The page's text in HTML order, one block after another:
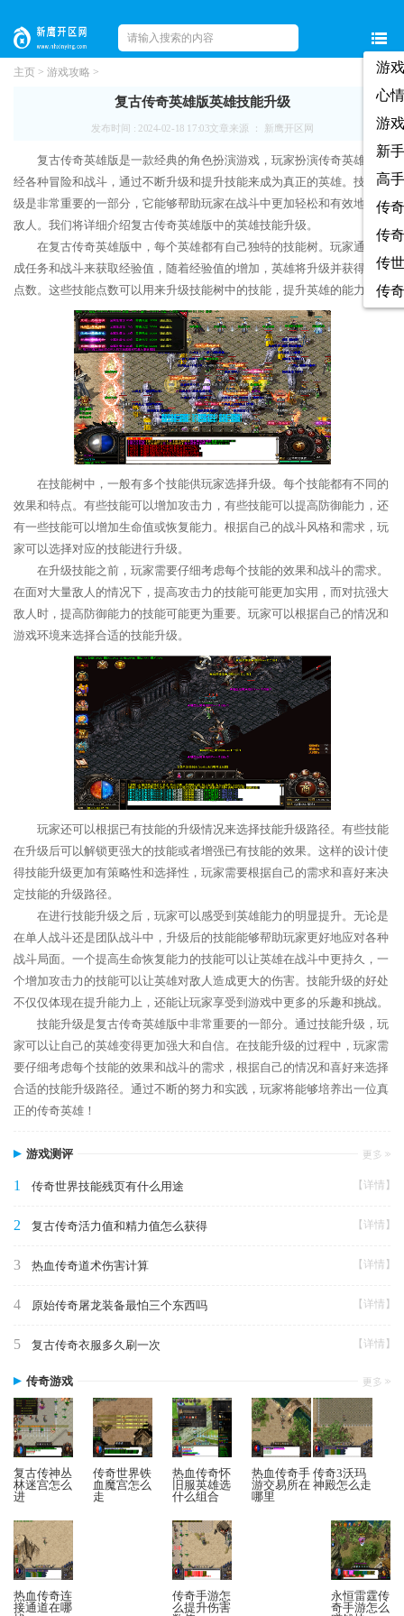
游
心
游
新
高
传
传
传
传
主页 > 游戏攻略 >
复古传奇英雄版英雄技能升级
发布时间 : 2024-02-18 17:03文章来源 ： 新鹰开区网
复古传奇英雄版是一款经典的角色扮演游戏，玩家扮演传奇英雄，历
经各种冒险和战斗，通过不断升级和提升技能来成为真正的英雄。技能升
级是非常重要的一部分，它能够帮助玩家在战斗中更加轻松和有效地面对
敌人。我们将详细介绍复古传奇英雄版中的英雄技能升级。
在复古传奇英雄版中，每个英雄都有自己独特的技能树。玩家通过完
成任务和战斗来获取经验值，随着经验值的增加，英雄将升级并获得技能
点数。这些技能点数可以用来升级技能树中的技能，提升英雄的能力。
在技能树中，一般有多个技能供玩家选择升级。每个技能都有不同的
效果和特点。有些技能可以增加攻击力，有些技能可以提高防御能力，还
有一些技能可以增加生命值或恢复能力。根据自己的战斗风格和需求，玩
家可以选择对应的技能进行升级。
在升级技能之前，玩家需要仔细考虑每个技能的效果和战斗的需求。
在面对大量敌人的情况下，提高攻击力的技能可能更加实用，而对抗强大
敌人时，提高防御能力的技能可能更为重要。玩家可以根据自己的情况和
游戏环境来选择合适的技能升级。
玩家还可以根据已有技能的升级情况来选择技能升级路径。有些技能
在升级后可以解锁更强大的技能或者增强已有技能的效果。这样的设计使
得技能升级更加有策略性和选择性，玩家需要根据自己的需求和喜好来决
定技能的升级路径。
在进行技能升级之后，玩家可以感受到英雄能力的明显提升。无论是
在单人战斗还是团队战斗中，升级后的技能能够帮助玩家更好地应对各种
战斗局面。一个提高生命恢复能力的技能可以让英雄在战斗中更持久，一
个增加攻击力的技能可以让英雄对敌人造成更大的伤害。技能升级的好处
不仅仅体现在提升能力上，还能让玩家享受到游戏中更多的乐趣和挑战。
技能升级是复古传奇英雄版中非常重要的一部分。通过技能升级，玩
家可以让自己的英雄变得更加强大和自信。在技能升级的过程中，玩家需
要仔细考虑每个技能的效果和战斗的需求，根据自己的情况和喜好来选择
合适的技能升级路径。通过不断的努力和实践，玩家将能够培养出一位真
正的传奇英雄！
游戏测评
1 传奇世界技能残页有什么用途 【详情】
2 复古传奇活力值和精力值怎么获得 【详情】
3 热血传奇道术伤害计算 【详情】
4 原始传奇屠龙装备最怕三个东西吗 【详情】
5 复古传奇衣服多久刷一次 【详情】
传奇游戏
复古传神丛
林迷宫怎么
进
传奇世界铁
血魔宫怎么
走
热血传奇怀
旧服英雄选
什么组合
热血传奇手
游交易所在
哪里
传奇3沃玛
神殿怎么走
热血传奇连
接通道在哪
传奇手游怎
么提升伤害
永恒雷霆传
奇手游怎么